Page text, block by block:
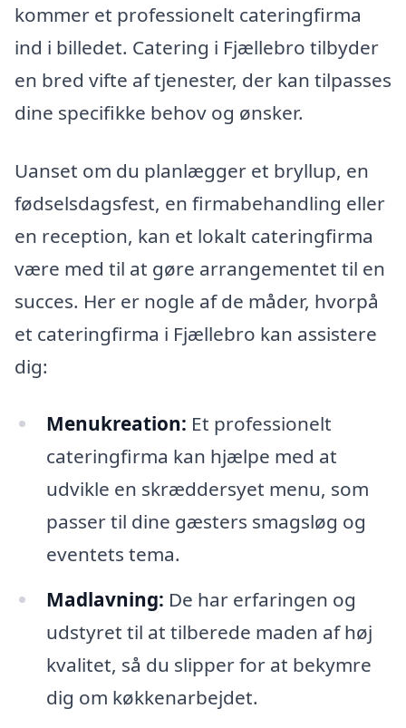
kommer et professionelt cateringfirma
ind i billedet. Catering i Fjællebro tilbyder
en bred vifte af tjenester, der kan tilpasses
dine specifikke behov og ønsker.
Uanset om du planlægger et bryllup, en
fødselsdagsfest, en firmabehandling eller
en reception, kan et lokalt cateringfirma
være med til at gøre arrangementet til en
succes. Her er nogle af de måder, hvorpå
et cateringfirma i Fjællebro kan assistere
dig:
Menukreation: Et professionelt
cateringfirma kan hjælpe med at
udvikle en skræddersyet menu, som
passer til dine gæsters smagsløg og
eventets tema.
Madlavning: De har erfaringen og
udstyret til at tilberede maden af høj
kvalitet, så du slipper for at bekymre
dig om køkkenarbejdet.